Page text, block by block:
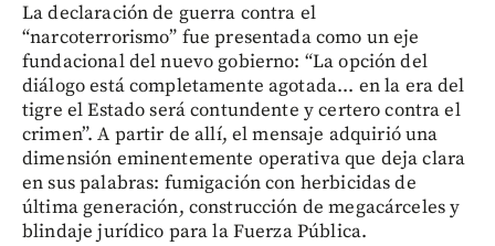
La declaración de guerra contra el
“narcoterrorismo” fue presentada como un eje
fundacional del nuevo gobierno: “La opción del
diálogo está completamente agotada... en la era del
tigre el Estado será contundente y certero contra el
crimen”. A partir de allí, el mensaje adquirió una
dimensión eminentemente operativa que deja clara
en sus palabras: fumigación con herbicidas de
última generación, construcción de megacárceles y
blindaje jurídico para la Fuerza Pública.